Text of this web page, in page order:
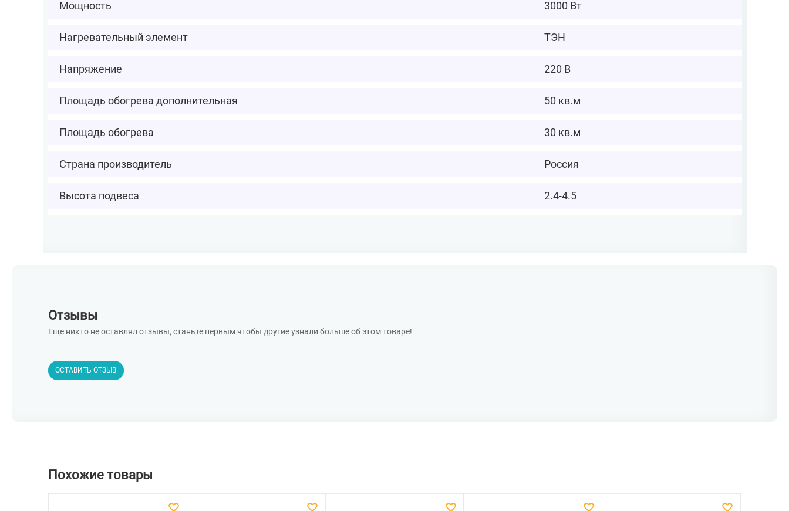
Мощность 3000 Вт
Нагревательный элемент ТЭН
Напряжение 220 В
Площадь обогрева дополнительная 50 кв.м
Площадь обогрева 30 кв.м
Страна производитель Россия
Высота подвеса 2.4-4.5
Отзывы
Еще никто не оставлял отзывы, станьте первым чтобы другие узнали больше об этом товаре!
ОСТАВИТЬ ОТЗЫВ
Похожие товары